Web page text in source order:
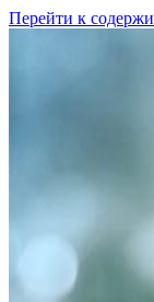
Перейти к